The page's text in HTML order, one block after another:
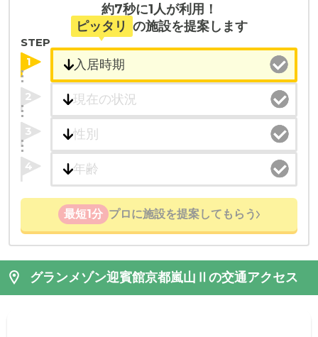
約7秒に1人が利用！
ピッタリ の施設を提案します
STEP
1
2
3
4
最短1分 プロに施設を提案してもらう
グランメゾン迎賓館京都嵐山Ⅱの交通アクセス